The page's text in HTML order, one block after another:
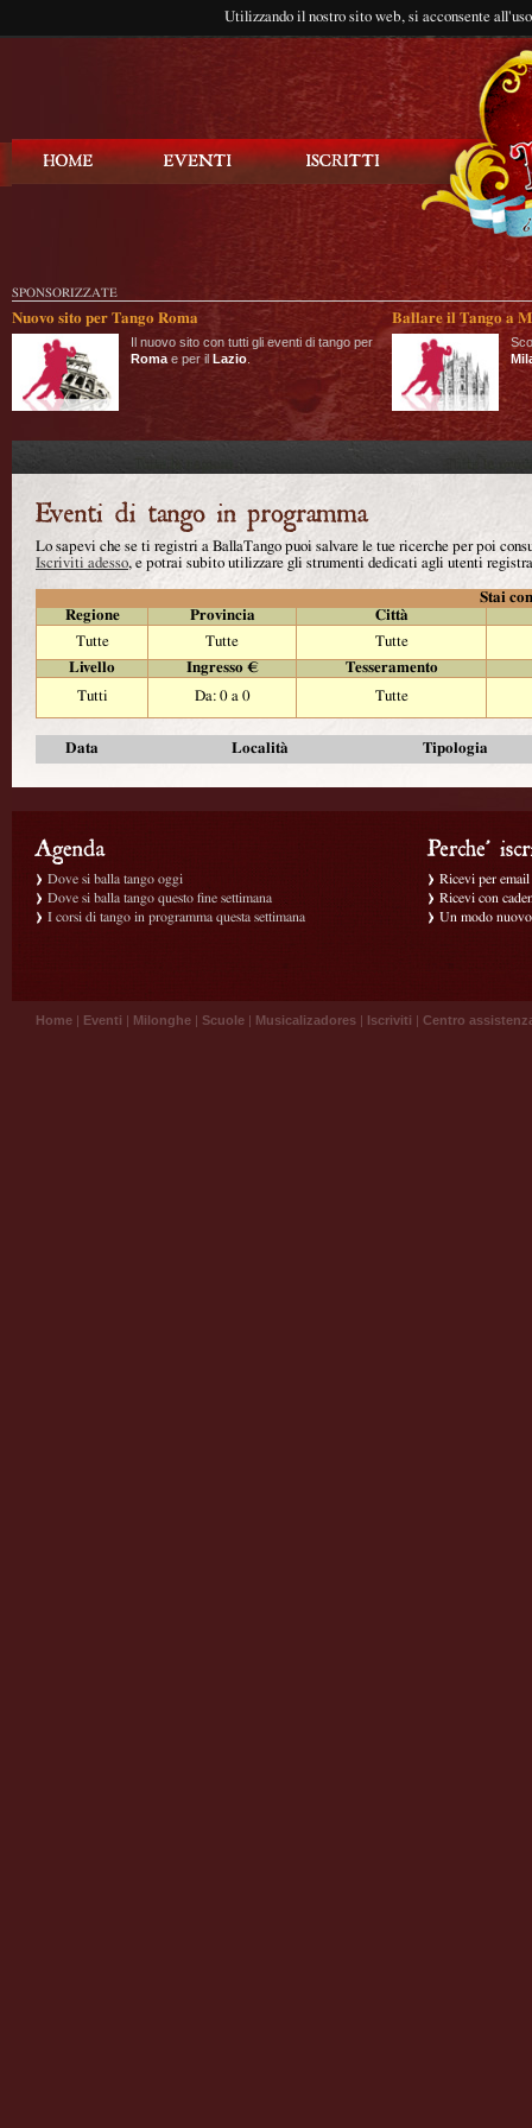
Utilizzando il nostro sito web, si acconsente
SPONSORIZZATE
Nuovo sito per Tango Roma
Il nuovo sito con tutti gli eventi di tango per
Roma e per il Lazio
Ballare il Tango a
Lo sapevi che se ti registri a BallaTango puoi salvare le tue ricerche per poi
Iscriviti adesso, e potrai subito utilizzare gli strumenti dedicati agli utenti
Stai
Regione
Provincia
Città
Tutte
Tutte
Tutte
Livello
Ingresso €
Tesseramento
Tutti
Da: 0 a 0 Tutte
Data Località Tipologia
Dove si balla tango oggi
Dove si balla tango questo fine settimana
I corsi di tango in programma questa settimana
Ricevi per
Ricevi con
Un modo
Home | Eventi | Milonghe | Scuole | Musicalizadores | Iscriviti | Centro